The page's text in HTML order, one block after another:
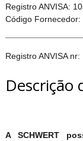
Registro ANVISA:
Código Fornecedor:
Registro ANVISA
Descrição
A SCHWERT